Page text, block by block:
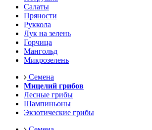
Салаты
Пряности
Руккола
Лук на зелень
Горчица
Мангольд
Микрозелень
Семена
Мицелий грибов
Лесные грибы
Шампиньоны
Экзотические грибы